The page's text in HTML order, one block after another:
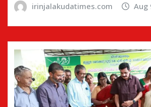
irinjalakudatimes.com Aug